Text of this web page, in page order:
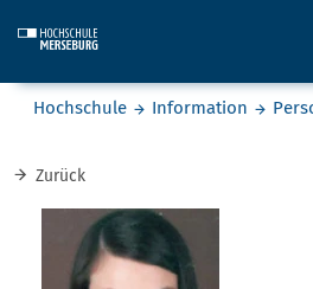
Sie befinden sich hier:
Hochschule Information
Zurück